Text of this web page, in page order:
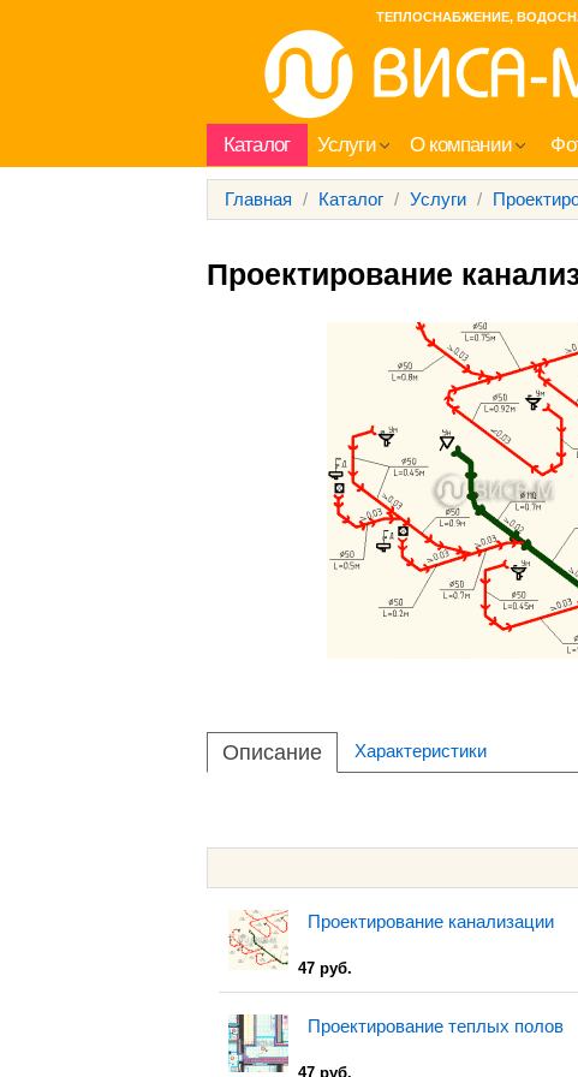
ТЕПЛОСНАБЖЕНИЕ,
Каталог Услуги О компании
Главная / Каталог / Услуги /
Проектирование
Описание Характеристики
Проектирование канализации
47 руб.
Проектирование теплых полов
47 руб.